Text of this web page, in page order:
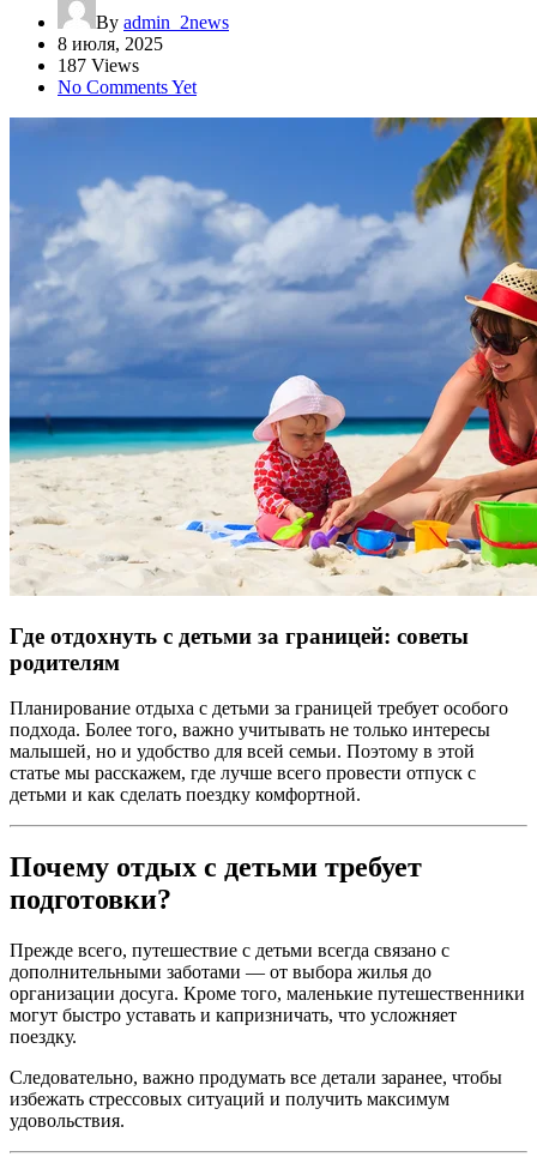
By admin_2news
8 июля, 2025
187 Views
No Comments Yet
Где отдохнуть с детьми за границей: советы
родителям
Планирование отдыха с детьми за границей требует особого
подхода. Более того, важно учитывать не только интересы
малышей, но и удобство для всей семьи. Поэтому в этой
статье мы расскажем, где лучше всего провести отпуск с
детьми и как сделать поездку комфортной.
Почему отдых с детьми требует
подготовки?
Прежде всего, путешествие с детьми всегда связано с
дополнительными заботами — от выбора жилья до
организации досуга. Кроме того, маленькие путешественники
могут быстро уставать и капризничать, что усложняет
поездку.
Следовательно, важно продумать все детали заранее, чтобы
избежать стрессовых ситуаций и получить максимум
удовольствия.